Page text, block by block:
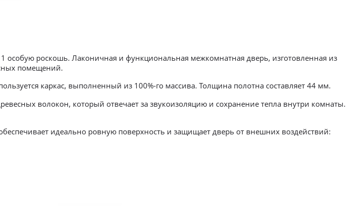
роскошь. Лаконичная и функциональная межкомнатная дверь, изготовленная из
помещений.
каркас, выполненный из 100%-го массива. Толщина полотна составляет 44 мм.
волокон, который отвечает за звукоизоляцию и сохранение тепла внутри комнаты.
идеально ровную поверхность и защищает дверь от внешних воздействий: